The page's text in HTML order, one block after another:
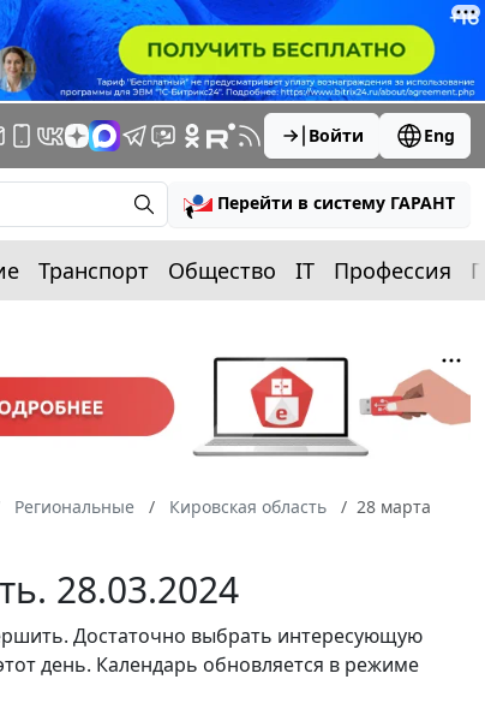
Войти Eng
Перейти в систему ГАРАНТ
Транспорт Общество IT Профессия
Региональные Кировская область
28 марта
28.03.2024
Достаточно выбрать интересующую
день. Календарь обновляется в режиме